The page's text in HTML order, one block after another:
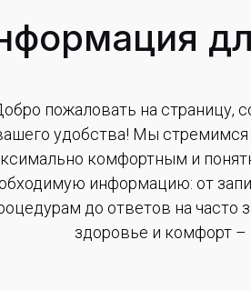
пожаловать на страницу,
удобства! Мы
комфортным и
информацию: от
до ответов на
здоровье и комфорт –